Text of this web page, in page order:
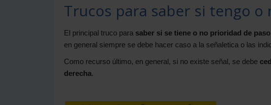
Trucos para saber si tengo
El principal truco para saber si se tiene o no prioridad de paso
en general siempre se debe hacer caso a la señaletica o las
Como recurso último, en general, si no existe señal, se debe
derecha.